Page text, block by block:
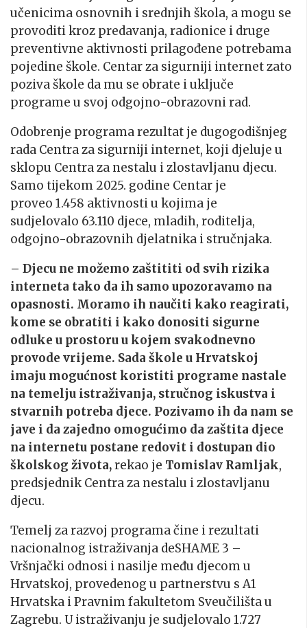
učenicima osnovnih i srednjih škola, a mogu se
provoditi kroz predavanja, radionice i druge
preventivne aktivnosti prilagođene potrebama
pojedine škole. Centar za sigurniji internet zato
poziva škole da mu se obrate i uključe
programe u svoj odgojno-obrazovni rad.
Odobrenje programa rezultat je dugogodišnjeg
rada Centra za sigurniji internet, koji djeluje u
sklopu Centra za nestalu i zlostavljanu djecu.
Samo tijekom 2025. godine Centar je
proveo 1.458 aktivnosti u kojima je
sudjelovalo 63.110 djece, mladih, roditelja,
odgojno-obrazovnih djelatnika i stručnjaka.
– Djecu ne možemo zaštititi od svih rizika
interneta tako da ih samo upozoravamo na
opasnosti. Moramo ih naučiti kako reagirati,
kome se obratiti i kako donositi sigurne
odluke u prostoru u kojem svakodnevno
provode vrijeme. Sada škole u Hrvatskoj
imaju mogućnost koristiti programe nastale
na temelju istraživanja, stručnog iskustva i
stvarnih potreba djece. Pozivamo ih da nam se
jave i da zajedno omogućimo da zaštita djece
na internetu postane redovit i dostupan dio
školskog života,rekao je Tomislav Ramljak,
predsjednik Centra za nestalu i zlostavljanu
djecu.
Temelj za razvoj programa čine i rezultati
nacionalnog istraživanja deSHAME 3 –
Vršnjački odnosi i nasilje među djecom u
Hrvatskoj, provedenog u partnerstvu s A1
Hrvatska i Pravnim fakultetom Sveučilišta u
Zagrebu. U istraživanju je sudjelovalo 1.727